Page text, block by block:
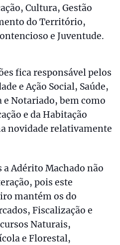
Cultura, Gestão
do Território,
e Juventude.
fica responsável pelos
e Ação Social, Saúde,
Notariado, bem como
e da Habitação
novidade relativamente
Adérito Machado não
pois este
mantém os do
Fiscalização e
Naturais,
e Florestal,